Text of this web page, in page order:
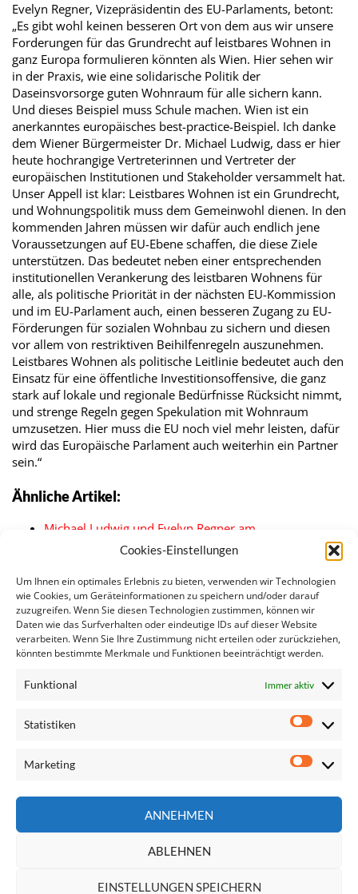
Cookies-Einstellungen
Um Ihnen ein optimales Erlebnis zu bieten, verwenden wir Technologien
wie Cookies, um Geräteinformationen zu speichern und/oder darauf
zuzugreifen. Wenn Sie diesen Technologien zustimmen, können wir
Daten wie das Surfverhalten oder eindeutige IDs auf dieser Website
verarbeiten. Wenn Sie Ihre Zustimmung nicht erteilen oder zurückziehen,
könnten bestimmte Merkmale und Funktionen beeinträchtigt werden.
Funktional Immer aktiv
Statistiken
Marketing
ANNEHMEN
ABLEHNEN
EINSTELLUNGEN SPEICHERN
Evelyn Regner, Vizepräsidentin des EU-Parlaments, betont:
„Es gibt wohl keinen besseren Ort von dem aus wir unsere
Forderungen für das Grundrecht auf leistbares Wohnen in
ganz Europa formulieren könnten als Wien. Hier sehen wir
in der Praxis, wie eine solidarische Politik der
Daseinsvorsorge guten Wohnraum für alle sichern kann.
Und dieses Beispiel muss Schule machen. Wien ist ein
anerkanntes europäisches best-practice-Beispiel. Ich danke
dem Wiener Bürgermeister Dr. Michael Ludwig, dass er hier
heute hochrangige Vertreterinnen und Vertreter der
europäischen Institutionen und Stakeholder versammelt hat.
Unser Appell ist klar: Leistbares Wohnen ist ein Grundrecht,
und Wohnungspolitik muss dem Gemeinwohl dienen. In den
kommenden Jahren müssen wir dafür auch endlich jene
Voraussetzungen auf EU-Ebene schaffen, die diese Ziele
unterstützen. Das bedeutet neben einer entsprechenden
institutionellen Verankerung des leistbaren Wohnens für
alle, als politische Priorität in der nächsten EU-Kommission
und im EU-Parlament auch, einen besseren Zugang zu EU-
Förderungen für sozialen Wohnbau zu sichern und diesen
vor allem von restriktiven Beihilfenregeln auszunehmen.
Leistbares Wohnen als politische Leitlinie bedeutet auch den
Einsatz für eine öffentliche Investitionsoffensive, die ganz
stark auf lokale und regionale Bedürfnisse Rücksicht nimmt,
und strenge Regeln gegen Spekulation mit Wohnraum
umzusetzen. Hier muss die EU noch viel mehr leisten, dafür
wird das Europäische Parlament auch weiterhin ein Partner
sein.“
Ähnliche Artikel:
Michael Ludwig und Evelyn Regner am
Europakongress…
Anhörungen der designierten EU-KommissarInnen
Wiener Wohnbau: "Europa sollte wienerischer werden"
Wiener Landtag: EU-Stunde mit Abgeordneten des…
Schieder/Regner: Leistbares Wohnen ist ein
Menschenrecht
Anfrage: Europäischer Aktionsplan für die
Sozialwirtschaft
Seite
Impressum